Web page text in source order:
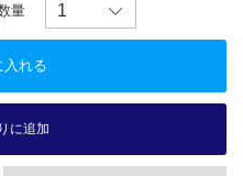
量